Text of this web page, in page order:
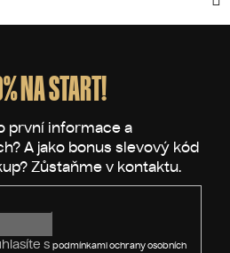
NA START!
s podmínkami ochrany osobních